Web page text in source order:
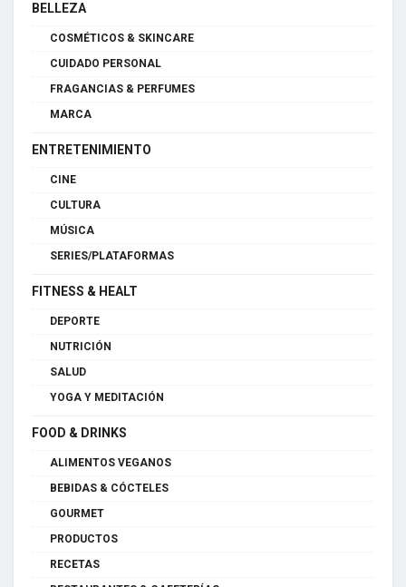
BELLEZA
COSMÉTICOS & SKINCARE
CUIDADO PERSONAL
FRAGANCIAS & PERFUMES
MARCA
ENTRETENIMIENTO
CINE
CULTURA
MÚSICA
SERIES/PLATAFORMAS
FITNESS & HEALT
DEPORTE
NUTRICIÓN
SALUD
YOGA Y MEDITACIÓN
FOOD & DRINKS
ALIMENTOS VEGANOS
BEBIDAS & CÓCTELES
GOURMET
PRODUCTOS
RECETAS